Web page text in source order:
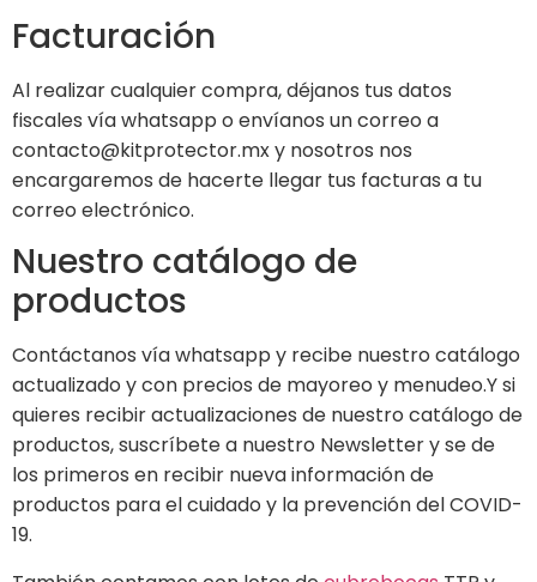
Facturación
Al realizar cualquier compra, déjanos tus datos
fiscales vía whatsapp o envíanos un correo a
contacto@kitprotector.mx y nosotros nos
encargaremos de hacerte llegar tus facturas a tu
correo electrónico.
Nuestro catálogo de
productos
Contáctanos vía whatsapp y recibe nuestro catálogo
actualizado y con precios de mayoreo y menudeo.Y si
quieres recibir actualizaciones de nuestro catálogo de
productos, suscríbete a nuestro Newsletter y se de
los primeros en recibir nueva información de
productos para el cuidado y la prevención del COVID-
19.